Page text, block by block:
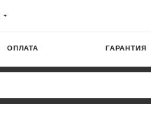
ОПЛАТА ГАРАНТИЯ